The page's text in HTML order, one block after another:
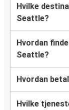
Hvilke
Seattle?
Hvordan
Seattle?
Hvordan
Hvilke